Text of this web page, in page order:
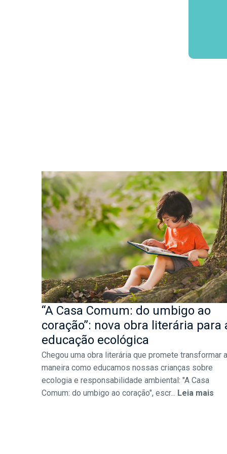
“A Casa Comum: do umbigo ao
coração”: nova obra literária para
educação ecológica
Chegou uma obra literária que promete transformar a
maneira como educamos nossas crianças sobre
ecologia e responsabilidade ambiental: "A Casa
Comum: do umbigo ao coração", escr... Leia mais